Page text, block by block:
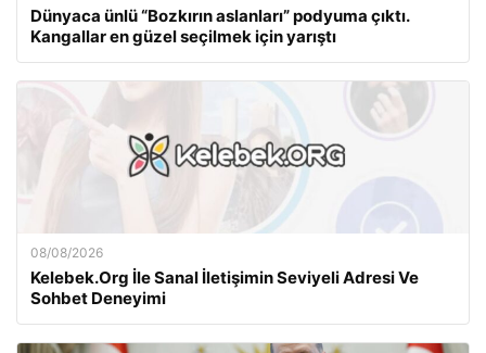
Dünyaca ünlü “Bozkırın aslanları” podyuma çıktı.
Kangallar en güzel seçilmek için yarıştı
08/08/2026
Kelebek.Org İle Sanal İletişimin Seviyeli Adresi Ve
Sohbet Deneyimi